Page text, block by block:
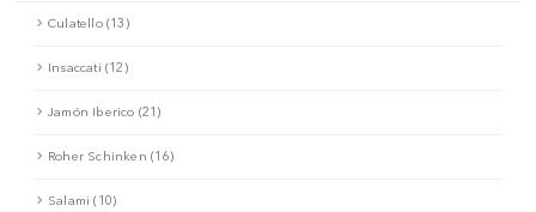
Culatello (13)
Insaccati (12)
Jamón Iberico (21)
Roher Schinken (16)
Salami (10)